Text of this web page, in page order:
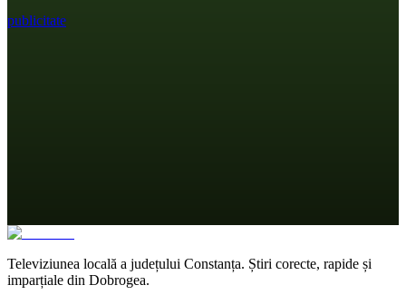
publicitate
Televiziunea locală a județului Constanța. Știri corecte, rapide și
imparțiale din Dobrogea.